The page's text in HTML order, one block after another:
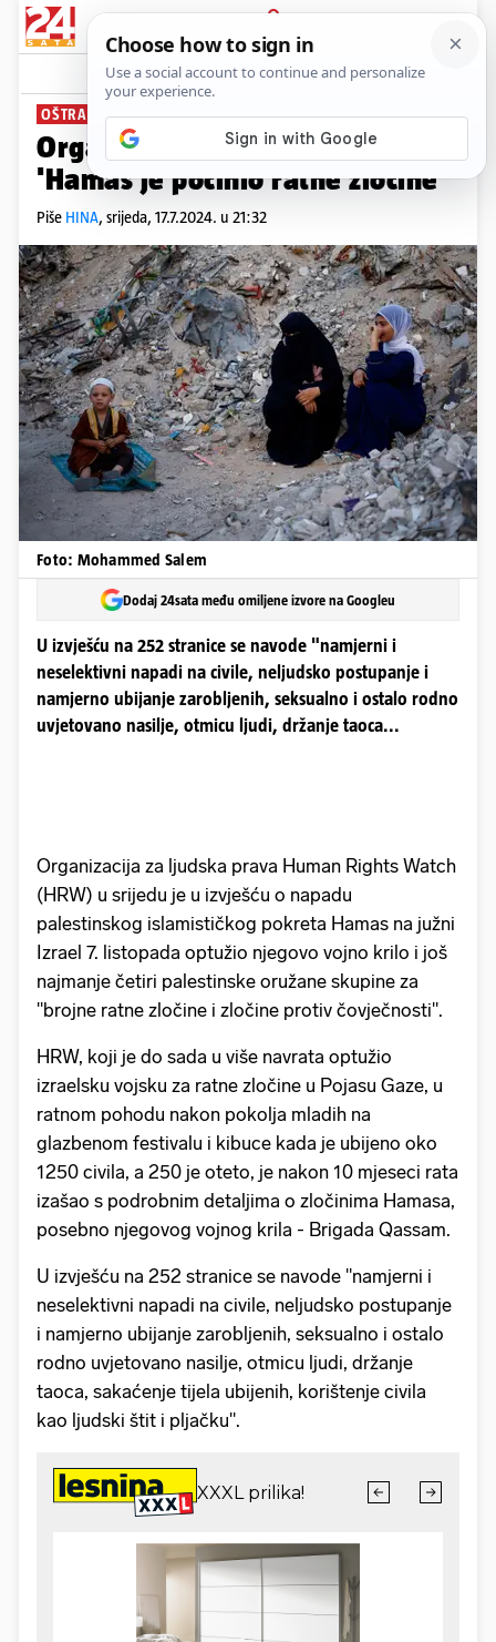
PRIJAVA
News Komentari
OŠTRA OSUDA
Organizacija za ljudska prava:
'Hamas je počinio ratne zločine'
Piše HINA, srijeda, 17.7.2024. u 21:32
Foto: Mohammed Salem
Dodaj 24sata među omiljene izvore na Googleu
U izvješću na 252 stranice se navode "namjerni i
neselektivni napadi na civile, neljudsko postupanje i
namjerno ubijanje zarobljenih, seksualno i ostalo rodno
uvjetovano nasilje, otmicu ljudi, držanje taoca...
Organizacija za ljudska prava Human Rights Watch
(HRW) u srijedu je u izvješću o napadu
palestinskog islamističkog pokreta Hamas na južni
Izrael 7. listopada optužio njegovo vojno krilo i još
najmanje četiri palestinske oružane skupine za
"brojne ratne zločine i zločine protiv čovječnosti".
HRW, koji je do sada u više navrata optužio
izraelsku vojsku za ratne zločine u Pojasu Gaze, u
ratnom pohodu nakon pokolja mladih na
glazbenom festivalu i kibuce kada je ubijeno oko
1250 civila, a 250 je oteto, je nakon 10 mjeseci rata
izašao s podrobnim detaljima o zločinima Hamasa,
posebno njegovog vojnog krila - Brigada Qassam.
U izvješću na 252 stranice se navode "namjerni i
neselektivni napadi na civile, neljudsko postupanje
i namjerno ubijanje zarobljenih, seksualno i ostalo
rodno uvjetovano nasilje, otmicu ljudi, držanje
taoca, sakaćenje tijela ubijenih, korištenje civila
kao ljudski štit i pljačku".